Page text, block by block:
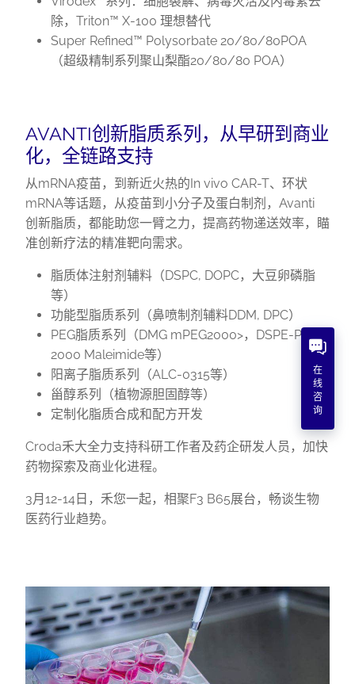
除，Triton™ X-100 理想替代
Super Refined™ Polysorbate 20/80/80POA
（超级精制系列聚山梨酯20/80/80 POA）
AVANTI创新脂质系列，从早研到商业
化，全链路支持
从mRNA疫苗，到新近火热的In vivo CAR-T、环状
mRNA等话题，从疫苗到小分子及蛋白制剂，Avanti
创新脂质，都能助您一臂之力，提高药物递送效率，瞄
准创新疗法的精准靶向需求。
脂质体注射剂辅料（DSPC, DOPC，大豆卵磷脂
等）
功能型脂质系列（鼻喷制剂辅料DDM, DPC）
PEG脂质系列（DMG mPEG2000>，DSPE-PEG
2000 Maleimide等）
阳离子脂质系列（ALC-0315等）
甾醇系列（植物源胆固醇等）
定制化脂质合成和配方开发
Croda禾大全力支持科研工作者及药企研发人员，加快
药物探索及商业化进程。
3月12-14日，禾您一起，相聚F3 B65展台，畅谈生物
医药行业趋势。
在
线
咨
询